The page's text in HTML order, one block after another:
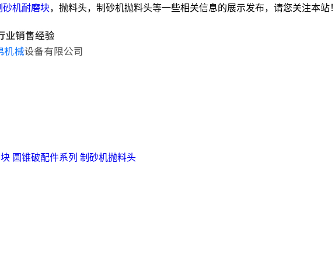
砂机耐磨块，抛料头，制砂机抛料头等一些相关信息的展示发布，请您关注本站！
圆锥破配件系列 制砂机抛料头